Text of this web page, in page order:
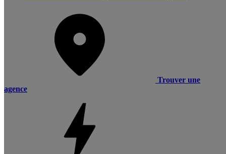
Trouver une
agence